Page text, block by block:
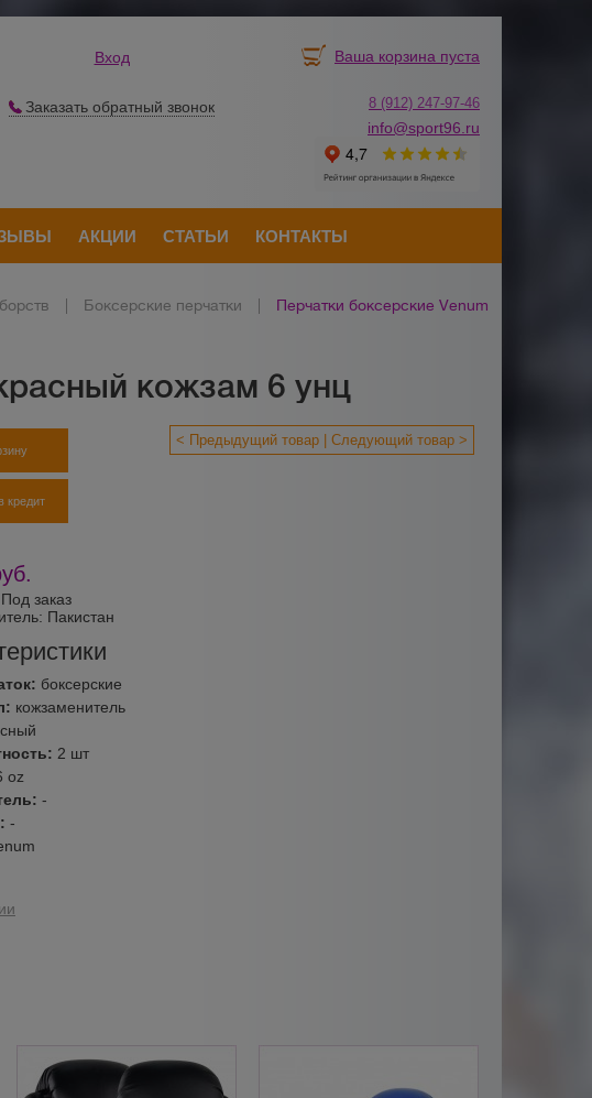
Вход
Заказать обратный звонок
Ваша корзина пуста
8 (912) 247-97-46
info@sport96.ru
АКЦИИ СТАТЬИ КОНТАКТЫ
Боксерские перчатки
Перчатки боксерские Venum
кожзам 6 унц
< Предыдущий товар Следующий товар >
Под заказ
Пакистан
боксерские
кожзаменитель
2 шт
oz
-
-
кредит